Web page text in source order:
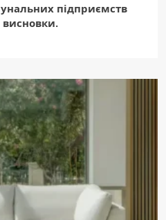
підприємств
висновки.